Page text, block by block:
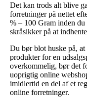
Det kan trods alt blive
forretninger på nettet
% – 100 Gram inden
skråsikker på at
Du bør blot huske på,
produkter for en
overkommelig, bør det
uoprigtig online
imidlertid en del af et
online forretninger.